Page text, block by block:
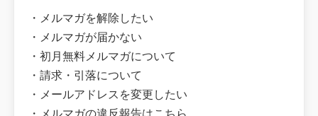
・ メルマガを解除したい
・ メルマガが届かない
・ 初月無料メルマガについて
・ 請求・引落について
・ メールアドレスを変更したい
・ メルマガの違反報告はこちら